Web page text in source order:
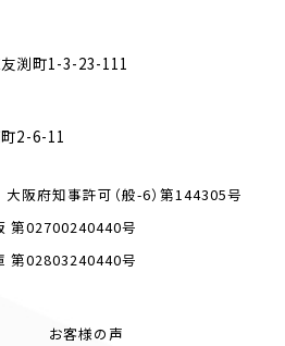
渕町1-3-23-111
2-6-11
府知事許可（般-6）第144305号
第02700240440号
第02803240440号
お客様の声